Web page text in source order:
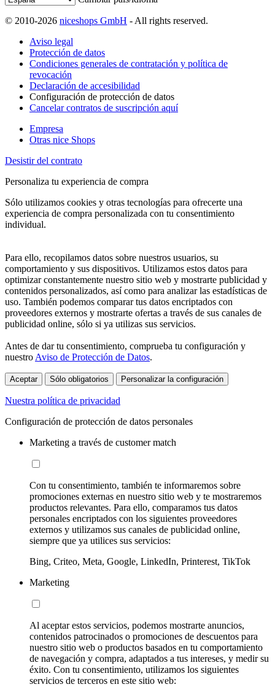
© 2010-2026 niceshops GmbH - All rights reserved.
Aviso legal
Protección de datos
Condiciones generales de contratación y política de
revocación
Declaración de accesibilidad
Configuración de protección de datos
Cancelar contratos de suscripción aquí
Empresa
Otras nice Shops
Desistir del contrato
Personaliza tu experiencia de compra
Sólo utilizamos cookies y otras tecnologías para ofrecerte una
experiencia de compra personalizada con tu consentimiento
individual.
Para ello, recopilamos datos sobre nuestros usuarios, su
comportamiento y sus dispositivos. Utilizamos estos datos para
optimizar constantemente nuestro sitio web y mostrarte publicidad y
contenidos personalizados, así como para analizar las estadísticas de
uso. También podemos comparar tus datos encriptados con
proveedores externos y mostrarte ofertas a través de sus canales de
publicidad online, sólo si ya utilizas sus servicios.
Antes de dar tu consentimiento, comprueba tu configuración y
nuestro Aviso de Protección de Datos.
Aceptar Sólo obligatorios Personalizar la configuración
Nuestra política de privacidad
Configuración de protección de datos personales
Marketing a través de customer match
Con tu consentimiento, también te informaremos sobre
promociones externas en nuestro sitio web y te mostraremos
productos relevantes. Para ello, comparamos tus datos
personales encriptados con los siguientes proveedores
externos y utilizamos sus canales de publicidad online,
siempre que ya utilices sus servicios:
Bing, Criteo, Meta, Google, LinkedIn, Printerest, TikTok
Marketing
Al aceptar estos servicios, podemos mostrarte anuncios,
contenidos patrocinados o promociones de descuentos para
nuestro sitio web o productos basados en tu comportamiento
de navegación y compra, adaptados a tus intereses, y medir su
éxito. Con tu consentimiento, utilizamos los siguientes
servicios de terceros en este sitio web: